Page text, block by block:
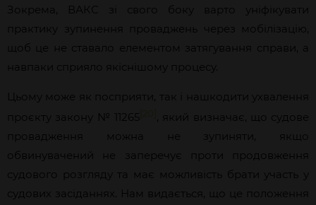
Зокрема, ВАКС зі свого боку варто уніфікувати
практику зупинення проваджень через мобілізацію,
щоб це не ставало елементом затягування справи, а
навпаки сприяло якіснішому процесу.
Цьому може як посприяти, так і нашкодити ухвалення
проєкту закону № 11265
, який визначає, що судове
провадження можна не зупиняти, якщо
обвинувачений не заперечує проти продовження
судового розгляду та має можливість брати участь у
судових засіданнях. Нам видається, що це положення